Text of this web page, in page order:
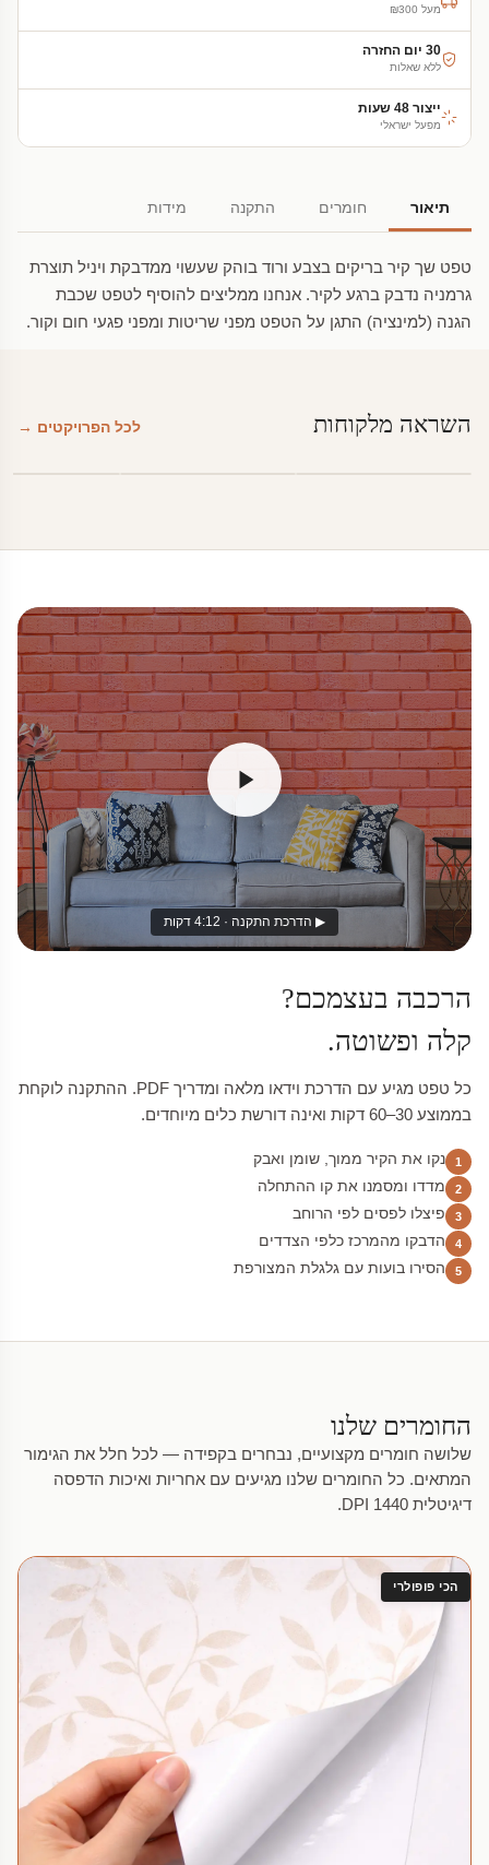
מעל ₪300
30 יום החזרה
ללא שאלות
ייצור 48 שעות
מפעל ישראלי
תיאור חומרים התקנה מידות
טפט שך קיר בריקים בצבע ורוד בוהק שעשוי ממדבקת ויניל תוצרת
גרמניה נדבק ברגע לקיר. אנחנו ממליצים להוסיף לטפט שכבת
הגנה (למינציה) התגן על הטפט מפני שריטות ומפני פגעי חום וקור.
השראה מלקוחות לכל הפרויקטים →
▶ הדרכת התקנה · 4:12 דקות
הרכבה בעצמכם?
קלה ופשוטה.
כל טפט מגיע עם הדרכת וידאו מלאה ומדריך PDF. ההתקנה לוקחת
בממוצע 30–60 דקות ואינה דורשת כלים מיוחדים.
1 נקו את הקיר ממוך, שומן ואבק
2 מדדו ומסמנו את קו ההתחלה
3 פיצלו לפסים לפי הרוחב
4 הדבקו מהמרכז כלפי הצדדים
5 הסירו בועות עם גלגלת המצורפת
החומרים שלנו
שלושה חומרים מקצועיים, נבחרים בקפידה — לכל חלל את הגימור
המתאים. כל החומרים שלנו מגיעים עם אחריות ואיכות הדפסה
דיגיטלית 1440 DPI.
הכי פופולרי